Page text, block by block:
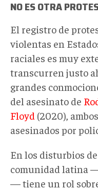
NO ES OTRA
El registro de
violentas en
raciales es muy
transcurren justo
grandes
del asesinato de
Floyd (2020),
asesinados por
En los disturbios
comunidad latina
— tiene un rol